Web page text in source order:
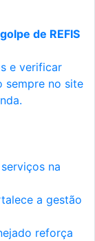
de REFIS
e verificar
sempre no site
na
a gestão
reforça